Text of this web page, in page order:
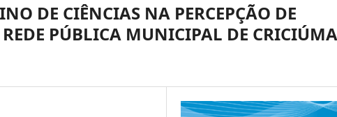
DE CIÊNCIAS NA PERCEPÇÃO DE
PÚBLICA MUNICIPAL DE